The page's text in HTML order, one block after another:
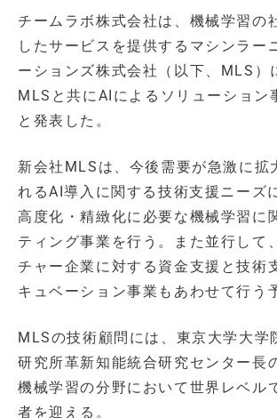
チームラボ株式会社は、機械学習の
したサービスを提供するマシンラー
ーションズ株式会社（以下、MLS）
MLSと共にAIによるソリューション
と発表した。
新会社MLSは、今後需要が急激に拡
れるAI導入に関する技術支援ニーズ
高度化・精緻化に必要な機械学習に
ティング事業を行う。また並行して
チャー企業に対する資金支援と技術
キュベーション事業もあわせて行う
MLSの技術顧問には、東京大学大学
研究所革新知能統合研究センター長
機械学習の分野において世界レベル
者を迎える。